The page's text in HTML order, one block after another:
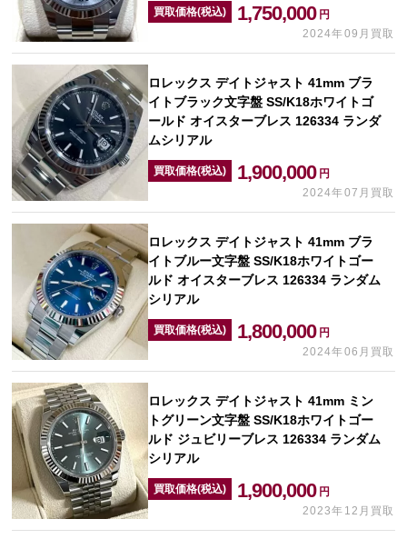
買取価格(税込) 1,750,000 円
2024年09月買取
ロレックス デイトジャスト 41mm ブラ
イトブラック文字盤 SS/K18ホワイトゴ
ールド オイスターブレス 126334 ランダ
ムシリアル
買取価格(税込) 1,900,000 円
2024年07月買取
ロレックス デイトジャスト 41mm ブラ
イトブルー文字盤 SS/K18ホワイトゴー
ルド オイスターブレス 126334 ランダム
シリアル
買取価格(税込) 1,800,000 円
2024年06月買取
ロレックス デイトジャスト 41mm ミン
トグリーン文字盤 SS/K18ホワイトゴー
ルド ジュビリーブレス 126334 ランダム
シリアル
買取価格(税込) 1,900,000 円
2023年12月買取